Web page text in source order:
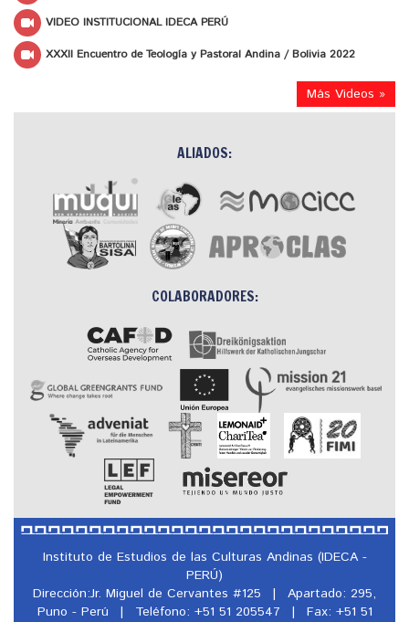
VIDEO INSTITUCIONAL IDECA PERÚ
XXXII Encuentro de Teología y Pastoral Andina / Bolivia 2022
Más Videos »
ALIADOS:
COLABORADORES:
Instituto de Estudios de las Culturas Andinas (IDECA -
PERÚ)
Dirección:Jr. Miguel de Cervantes #125
|
Apartado: 295,
Puno - Perú
| Teléfono: +51 51 205547 |
Fax: +51 51